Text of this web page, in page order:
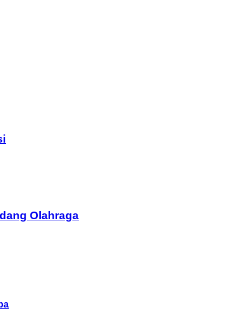
Olahraga